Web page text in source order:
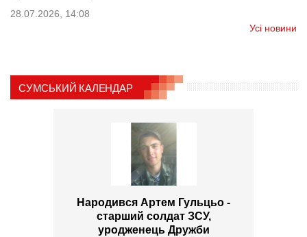
28.07.2026, 14:08
Усі новини
СУМСЬКИЙ КАЛЕНДАР
Народився Артем Гульцьо -
старший солдат ЗСУ,
уродженець Дружби